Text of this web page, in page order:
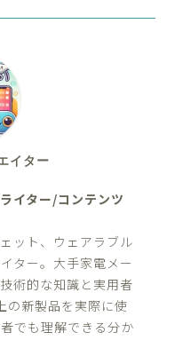
イター
イター/コンテンツ
ット、ウェアラブル
ター。大手家電メー
術的な知識と実用者
の新製品を実際に使
でも理解できる分か